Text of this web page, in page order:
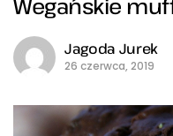
Jagoda Jurek
26 czerwca, 2019